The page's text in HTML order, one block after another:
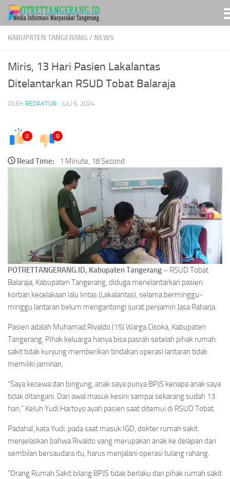
Skip to content
KABUPATEN TANGERANG / NEWS
Miris, 13 Hari Pasien Lakalantas
Ditelantarkan RSUD Tobat Balaraja
OLEH REDAKTUR · JULI 6, 2024
0 0
Read Time: 1 Minute, 18 Second
POTRETTANGERANG.ID, Kabupaten Tangerang – RSUD Tobat
Balaraja, Kabupaten Tangerang, diduga menelantarkan pasien
korban kecelakaan lalu lintas (Lakalantas), selama berminggu-
minggu lantaran belum mengantongi surat penjamin Jasa Raharja.
Pasien adalah Muhamad Rivaldo (15) Warga Cisoka, Kabupaten
Tangerang. Pihak keluarga hanya bisa pasrah setelah pihak rumah
sakit tidak kunjung memberikan tindakan operasi lantaran tidak
memiliki jaminan.
“Saya kecewa dan bingung, anak saya punya BPJS kenapa anak saya
tidak ditangani. Dari awal masuk kesini sampai sekarang sudah 13
hari,” Keluh Yudi Hartoyo ayah pasien saat ditemui di RSUD Tobat.
Padahal, kata Yudi, pada saat masuk IGD, dokter rumah sakit
menjelaskan bahwa Rivaldo yang merupakan anak ke delapan dari
sembilan bersaudara itu, harus menjalani operasi tulang rahang.
“Orang Rumah Sakit bilang BPJS tidak berlaku dan pihak rumah sakit